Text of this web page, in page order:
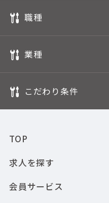
職種
業種
こだわり条件
TOP
求人を探す
会員サービス